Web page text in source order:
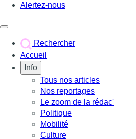
Alertez-nous
Rechercher
Accueil
Info
Tous nos articles
Nos reportages
Le zoom de la rédac'
Politique
Mobilité
Culture